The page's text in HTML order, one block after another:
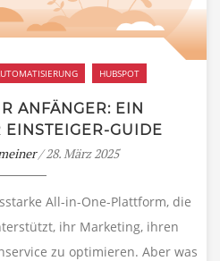
HUBSPOT
ANFÄNGER: EIN
EINSTEIGER-GUIDE
/ 28. März 2025
All-in-One-Plattform, die
ihr Marketing, ihren
zu optimieren. Aber was